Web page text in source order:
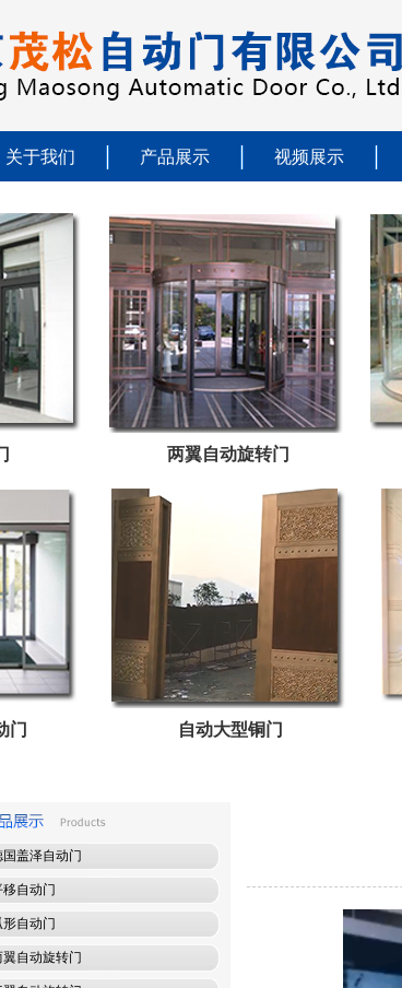
关于我们 产品展示 视频展示
两翼自动旋转门
门 自动大型铜门
国盖泽自动门
移自动门
形自动门
翼自动旋转门